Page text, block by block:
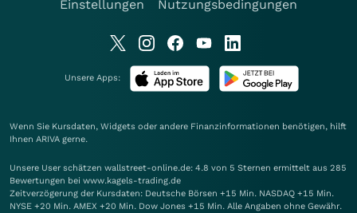
Einstellungen
Nutzungsbedingungen
Unsere Apps:
Wenn Sie Kursdaten, Widgets oder andere Finanzinformationen benötigen, hilft
Ihnen ARIVA gerne.
Unsere User schätzen wallstreet-online.de: 4.8 von 5 Sternen ermittelt aus 285
Bewertungen bei www.kagels-trading.de
Zeitverzögerung der Kursdaten: Deutsche Börsen +15 Min. NASDAQ +15 Min.
NYSE +20 Min. AMEX +20 Min. Dow Jones +15 Min. Alle Angaben ohne Gewähr.